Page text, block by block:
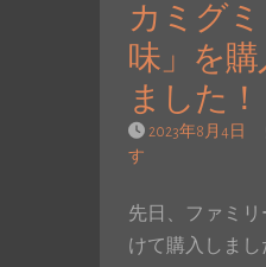
カミグ
味」を
ました！
2023年8月4日
す
先日、ファミ
けて購入しま